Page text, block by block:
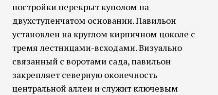
постройки перекрыт куполом на
двухступенчатом основании. Павильон
установлен на круглом кирпичном цоколе с
тремя лестницами-всходами. Визуально
связанный с воротами сада, павильон
закрепляет северную оконечность
центральной аллеи и служит ключевым